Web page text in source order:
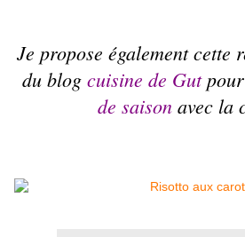
Je propose également cette
du blog cuisine de Gut
de saison avec la